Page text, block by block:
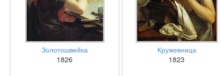
Золотошвейка
1826
Кружевница
1823